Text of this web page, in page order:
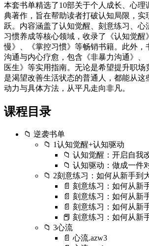
本套书单精选了10部关于个人成长、心理
典著作，旨在帮助读者打破认知局限，实
跃。内容涵盖了认知觉醒、刻意练习、心
习惯养成等核心领域，收录了《认知觉醒
慢》、《掌控习惯》等畅销书籍。此外，
沟通与内心疗愈，包含《非暴力沟通》、
医生》等实用指南。无论是希望提升职场
是渴望改善生活状态的普通人，都能从这
动力与具体方法，从平凡走向非凡。
课程目录
📁 逆袭书单
📁 1认知觉醒+认知驱动
📁 认知觉醒：开启自我
📁 认知驱动：做成一件
📁 2刻意练习：如何从新手到
📄 刻意练习：如何从新
📄 刻意练习：如何从新
📄 刻意练习：如何从新
📕 刻意练习：如何从新
📁 3心流
📄 心流.azw3